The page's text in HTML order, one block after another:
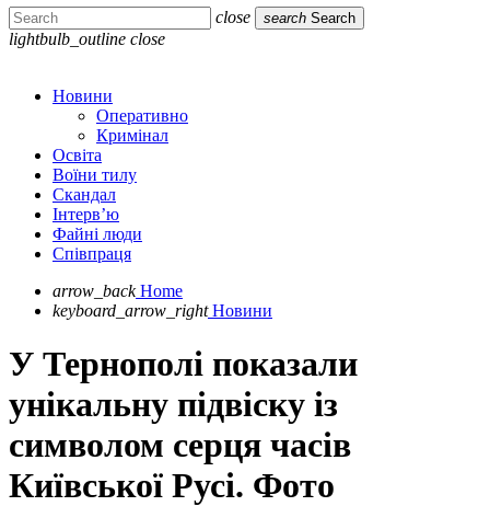
close search Search
lightbulb_outline close
Новини
Оперативно
Кримінал
Освіта
Воїни тилу
Скандал
Інтерв’ю
Файні люди
Співпраця
arrow_back Home
keyboard_arrow_right Новини
У Тернополі показали
унікальну підвіску із
символом серця часів
Київської Русі. Фото